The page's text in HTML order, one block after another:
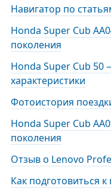
Навигатор по
Honda Super Cub
поколения
Honda Super Cub 50
характеристики
Фотоистория
Honda Super Cub
поколения
Отзыв о Lenovo
Как подготовиться